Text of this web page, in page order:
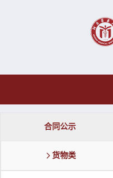
合同公示
货物类